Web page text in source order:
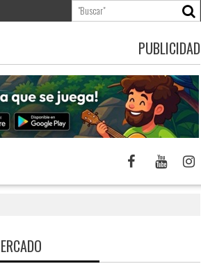
PUBLICIDAD